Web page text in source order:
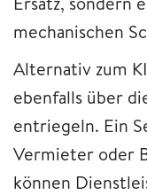
mechanischen
Alternativ zum
ebenfalls über
entriegeln. Ein
Vermieter oder
können